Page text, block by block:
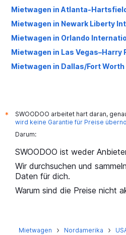
Mietwagen in Atlanta-
Mietwagen in Newark Liberty
Mietwagen in Orlando
Mietwagen in Las Vegas–Harry
Mietwagen in Dallas/Fort Worth
Mietwagen in Phoenix-Sky
Mietwagen in Tampa
Mietwagen in Daniel K. Inouye
Mietwagen in San Diego
Mietwagen in Washington,
International Flughafen
*
SWOODOO arbeitet hart daran,
wird keine Garantie für Preise
Darum:
SWOODOO ist weder
Wir durchsuchen und
Daten für dich.
Warum sind die Preise nicht
Mietwagen Nordamerika